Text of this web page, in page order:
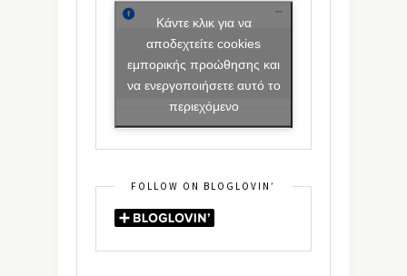
Κάντε κλικ για να
αποδεχτείτε cookies
εμπορικής προώθησης και
να ενεργοποιήσετε αυτό το
περιεχόμενο
FOLLOW ON BLOGLOVIN’